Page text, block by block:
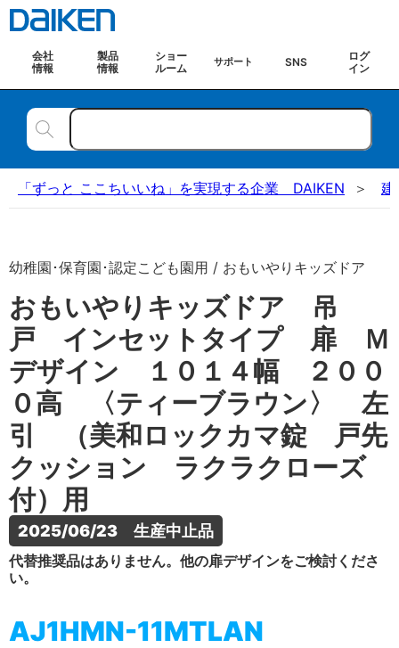
会社
情報
製品
情報
ショー
ルーム
サポート SNS
ログ
イン
「ずっと ここちいいね」を実現する企業 DAIKEN 建
幼稚園･保育園･認定こども園用 / おもいやりキッズドア
おもいやりキッズドア 吊
戸 インセットタイプ 扉 Ｍ
デザイン １０１４幅 ２００
０高 〈ティーブラウン〉 左
引 （美和ロックカマ錠 戸先
クッション ラクラクローズ
付）用
2025/06/23　生産中止品
代替推奨品はありません。他の扉デザインをご検討くださ
い。
AJ1HMN-11MTLAN